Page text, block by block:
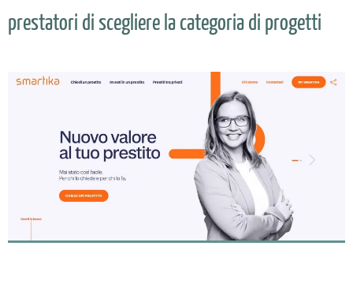
prestatori di scegliere la categoria di progetti